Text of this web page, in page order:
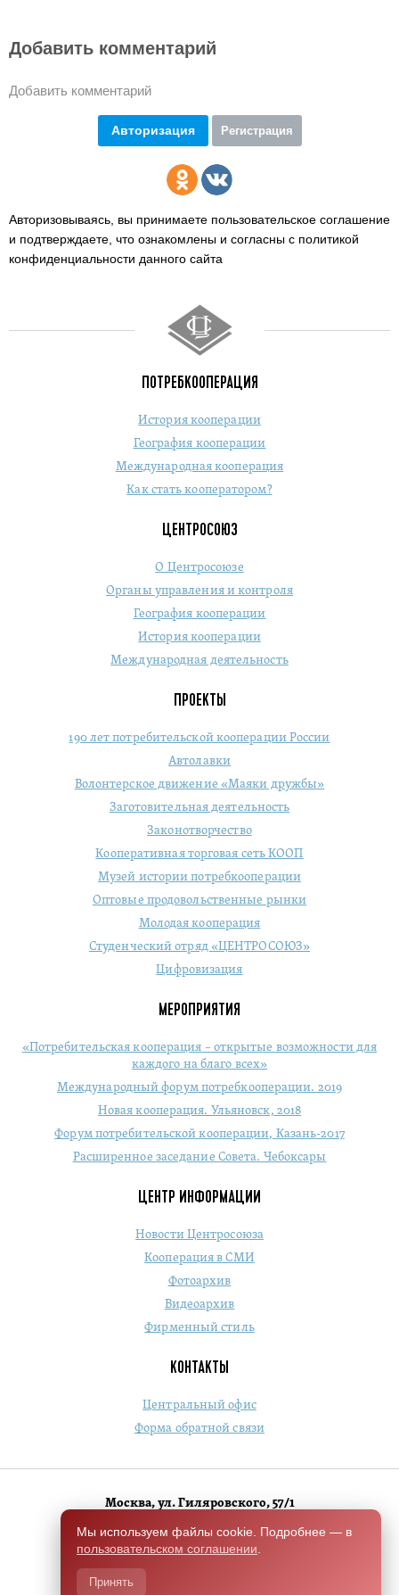
Добавить комментарий
Добавить комментарий
Авторизация Регистрация
Авторизовываясь, вы принимаете пользовательское соглашение
и подтверждаете, что ознакомлены и согласны с политикой
конфиденциальности данного сайта
ПОТРЕБКООПЕРАЦИЯ
История кооперации
География кооперации
Международная кооперация
Как стать кооператором?
ЦЕНТРОСОЮЗ
О Центросоюзе
Органы управления и контроля
География кооперации
История кооперации
Международная деятельность
ПРОЕКТЫ
190 лет потребительской кооперации России
Автолавки
Волонтерское движение «Маяки дружбы»
Заготовительная деятельность
Законотворчество
Кооперативная торговая сеть КООП
Музей истории потребкооперации
Оптовые продовольственные рынки
Молодая кооперация
Студенческий отряд «ЦЕНТРОСОЮЗ»
Цифровизация
МЕРОПРИЯТИЯ
«Потребительская кооперация – открытые возможности для
каждого на благо всех»
Международный форум потребкооперации. 2019
Новая кооперация. Ульяновск, 2018
Форум потребительской кооперации, Казань-2017
Расширенное заседание Совета. Чебоксары
ЦЕНТР ИНФОРМАЦИИ
Новости Центросоюза
Кооперация в СМИ
Фотоархив
Видеоархив
Фирменный стиль
КОНТАКТЫ
Центральный офис
Форма обратной связи
Москва, ул. Гиляровского, 57/1
+7 (495) 684-1803
Switch to English version
Мы используем файлы cookie. Подробнее — в
пользовательском соглашении
Принять